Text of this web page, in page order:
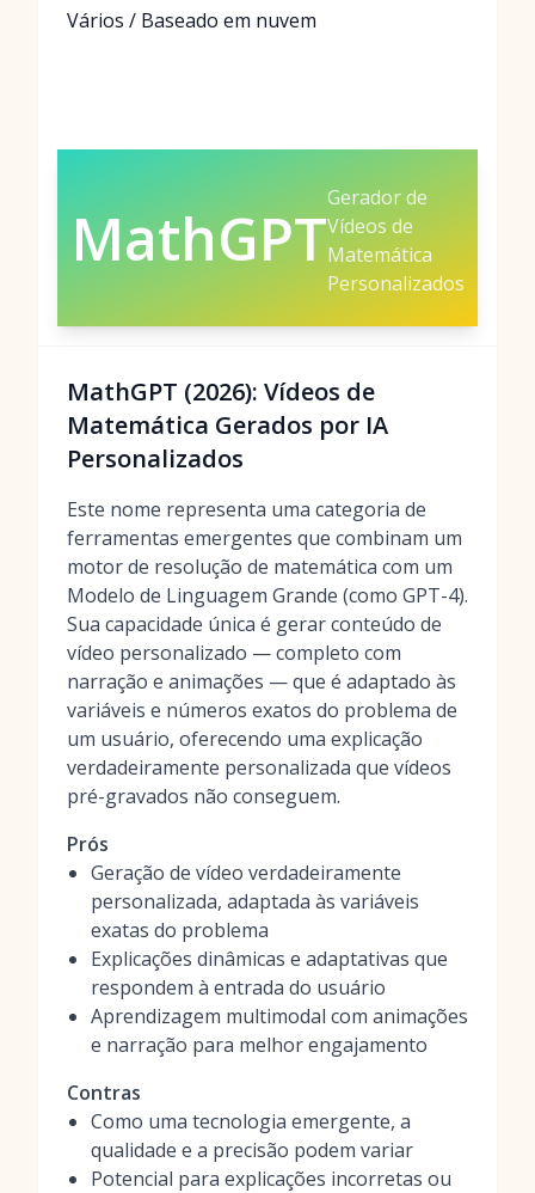
Vários / Baseado em nuvem
MathGPT
Gerador de
Vídeos de
Matemática
Personalizados
MathGPT (2026): Vídeos de
Matemática Gerados por IA
Personalizados
Este nome representa uma categoria de
ferramentas emergentes que combinam um
motor de resolução de matemática com um
Modelo de Linguagem Grande (como GPT-4).
Sua capacidade única é gerar conteúdo de
vídeo personalizado — completo com
narração e animações — que é adaptado às
variáveis e números exatos do problema de
um usuário, oferecendo uma explicação
verdadeiramente personalizada que vídeos
pré-gravados não conseguem.
Prós
Geração de vídeo verdadeiramente
personalizada, adaptada às variáveis
exatas do problema
Explicações dinâmicas e adaptativas que
respondem à entrada do usuário
Aprendizagem multimodal com animações
e narração para melhor engajamento
Contras
Como uma tecnologia emergente, a
qualidade e a precisão podem variar
Potencial para explicações incorretas ou